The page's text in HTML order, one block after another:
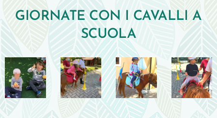
GIORNATE CON I CAVALLI A
SCUOLA